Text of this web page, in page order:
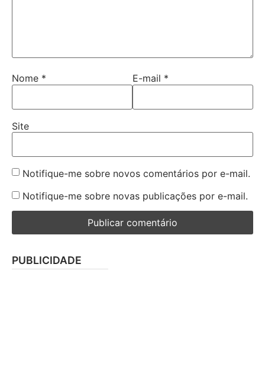
Nome * E-mail *
Site
Notifique-me sobre novos comentários por e-mail.
Notifique-me sobre novas publicações por e-mail.
PUBLICIDADE